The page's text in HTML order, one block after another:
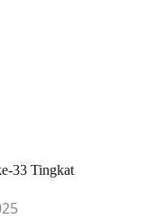
33 Tingkat